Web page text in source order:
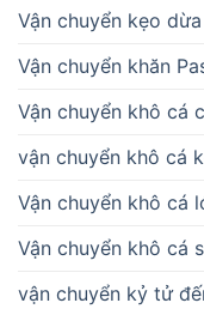
Vận chuyển kẹo
Vận chuyển khăn
Vận chuyển khô cá
vận chuyển khô cá
Vận chuyển khô cá
Vận chuyển khô cá
vận chuyển kỷ tử